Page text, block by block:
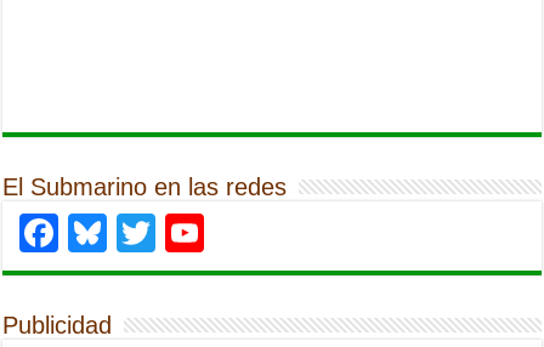
El Submarino en las redes
Facebook
Bluesky
Twitter
Publicidad